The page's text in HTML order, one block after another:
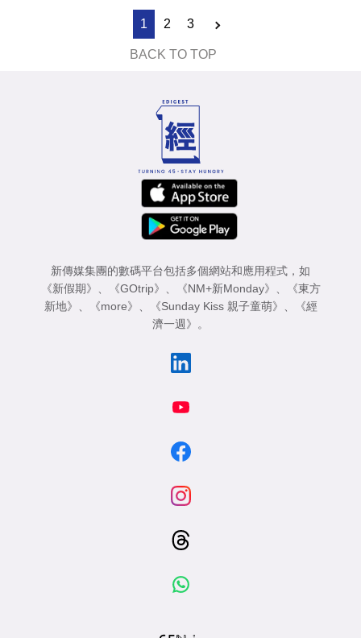
1 2 3
BACK TO TOP
新傳媒集團的數碼平台包括多個網站和應用程式，如
《新假期》 、 《GOtrip》 、 《NM+新Monday》 、
《東方
新地》 、 《more》 、 《Sunday Kiss 親子童萌》 、
《經
濟一週》 。